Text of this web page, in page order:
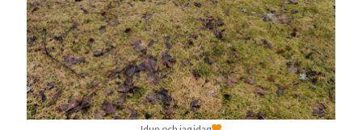
Arkiv
augusti 2026
juli 2026